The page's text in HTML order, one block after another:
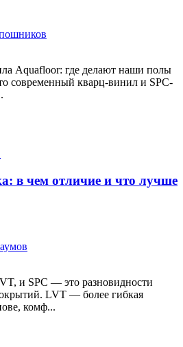
Aquafloor: где делают наши полы
современный кварц-винил и SPC-
в чем отличие и что лучше
и SPC — это разновидности
LVT — более гибкая
комф...